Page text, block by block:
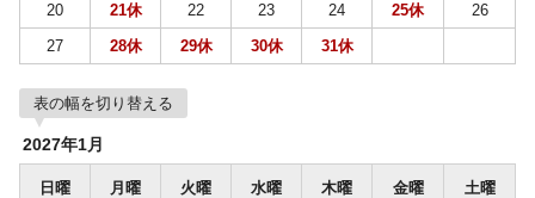
20
21休 22 23 24 25休
26
27
28休 29休 30休 31休
表の幅を切り替える
2027年1月
日曜
月曜
火曜
水曜
木曜
金曜
土曜